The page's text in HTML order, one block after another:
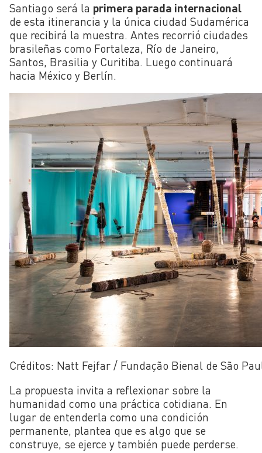
Santiago será la primera parada internacional
de esta itinerancia y la única ciudad Sudamérica
que recibirá la muestra. Antes recorrió ciudades
brasileñas como Fortaleza, Río de Janeiro,
Santos, Brasilia y Curitiba. Luego continuará
hacia México y Berlín.
Créditos: Natt Fejfar / Fundação Bienal de São
La propuesta invita a reflexionar sobre la
humanidad como una práctica cotidiana. En
lugar de entenderla como una condición
permanente, plantea que es algo que se
construye, se ejerce y también puede perderse.